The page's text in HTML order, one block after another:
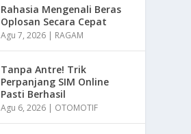
Rahasia Mengenali Beras
Oplosan Secara Cepat
Agu 7, 2026 | RAGAM
Tanpa Antre! Trik
Perpanjang SIM Online
Pasti Berhasil
Agu 6, 2026 | OTOMOTIF